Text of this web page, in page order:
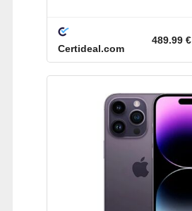
Certideal.com
489.99 €